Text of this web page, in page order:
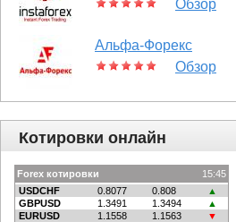
Обзор
Альфа-Форекс
Обзор
Котировки онлайн